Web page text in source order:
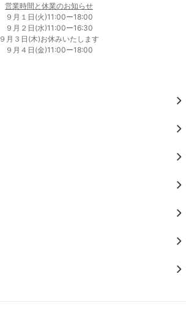
営業時間と休業のお知らせ
９月１日(火)11:00ー18:00
９月２日(水)11:00ー16:30
９月３日(木)お休みいたします
９月４日(金)11:00ー18:00